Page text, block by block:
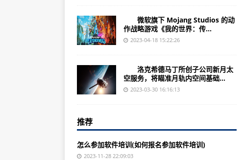
诺基亚6300（详细参数/产品简介/优缺点）
上海延华智能（002178）上市公司平均成
（2023年07月04日）首发官宣|2023功能
广东纳思达（002180）上市公司涉及概念
【光明论坛·温故】九州共贯、多元一体—全
福建高校赴港交流 闽韵折子戏联结乡情—
广东粤传媒（002181）上市公司每股净资
诺基亚N9（基本参数/产品特点/手机附件）
微软旗下 Mojang Studios 的动
作战略游戏《我的世界：传...
2023-04-18 15:22:26
洛克希德马丁所创子公司新月太
空服务，将瞄准月轨内空间基础...
2023-03-30 16:16:13
推荐
怎么参加软件培训(如何报名参加软件培训)
2023-11-28 22:09:03